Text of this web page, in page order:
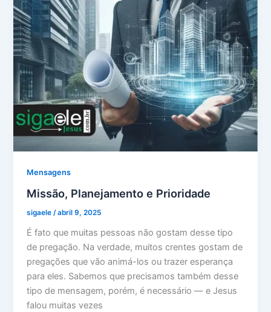
Mensagens
Missão, Planejamento e Prioridade
sigaele/abril 9, 2025
É fato que muitas pessoas não gostam desse tipo
de pregação. Na verdade, muitos crentes gostam de
pregações que vão animá-los ou trazer esperança
para eles. Sabemos que precisamos também desse
tipo de mensagem, porém, é necessário — e Jesus
falou muitas vezes